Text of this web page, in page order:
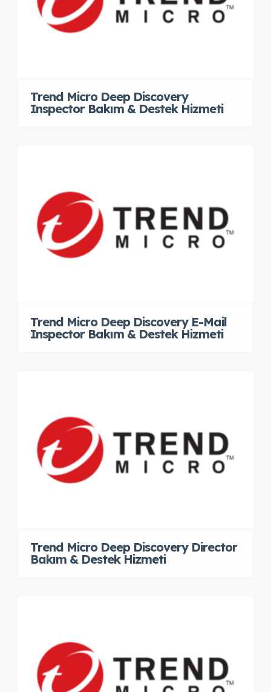
Trend Micro Deep Discovery
Inspector Bakım & Destek Hizmeti
Trend Micro Deep Discovery E-Mail
Inspector Bakım & Destek Hizmeti
Trend Micro Deep Discovery Director
Bakım & Destek Hizmeti